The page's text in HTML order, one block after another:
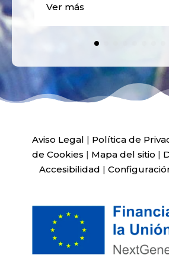
Ver más
Aviso Legal | Política de
de Cookies | Mapa del sitio |
Accesibilidad |